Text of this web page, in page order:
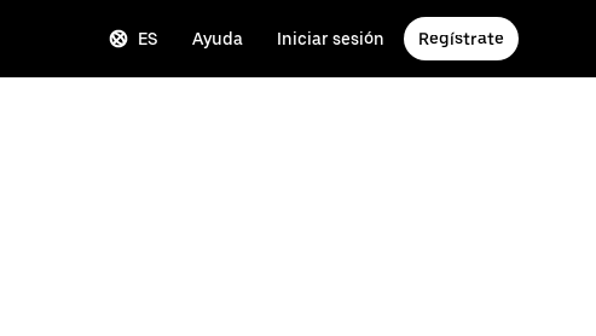
ES Ayuda Iniciar sesión Regístrate